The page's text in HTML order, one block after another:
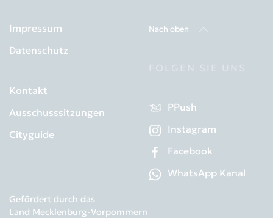
Impressum
Datenschutz
Kontakt
Ausschusssitzungen
Cityguide
Nach oben
PPush
Instagram
Facebook
WhatsApp Kanal
Gefördert durch das
Land Mecklenburg-Vorpommern